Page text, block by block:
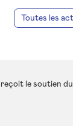
Paris Cromot,
Paris
Ballet,
CDCN, Avignon
/ CDCN-
Toutes les
le soutien